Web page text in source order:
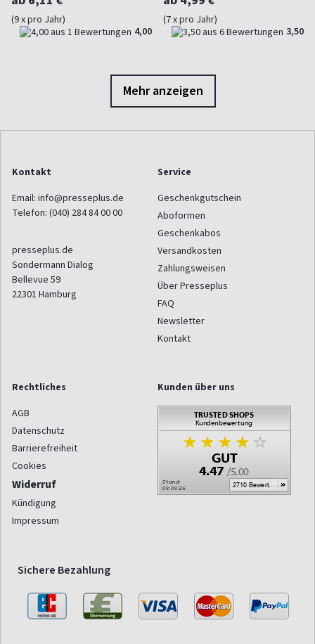
(9 x pro Jahr)
4,00
(7 x pro Jahr)
3,50
Mehr anzeigen
Kontakt
Email: info@presseplus.de
Telefon: (040) 284 84 00 00
presseplus.de
Sondermann Dialog
Bellevue 59
22301 Hamburg
Service
Geschenkgutschein
Aboformen
Geschenkabos
Versandkosten
Zahlungsweisen
Über Presseplus
FAQ
Newsletter
Kontakt
Rechtliches
AGB
Datenschutz
Barrierefreiheit
Cookies
Widerruf
Kündigung
Impressum
Kunden über uns
Sichere Bezahlung